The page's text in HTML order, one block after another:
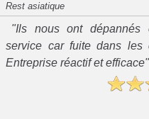
Rest asiatique
"Ils nous ont dépannés
service car fuite dans les
Entreprise réactif et efficace"